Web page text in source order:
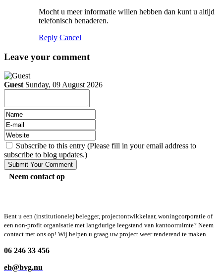
Mocht u meer informatie willen hebben dan kunt u altijd
telefonisch benaderen.
Reply Cancel
Leave your comment
Guest Sunday, 09 August 2026
Subscribe to this entry (Please fill in your email address to
subscribe to blog updates.)
Neem contact op
Bent u een (institutionele) belegger, projectontwikkelaar, woningcorporatie of
een non-profit organisatie met langdurige leegstand van kantoorruimte? Neem
contact met ons op! Wij helpen u graag uw project weer renderend te maken.
06 246 33 456
eb@bvg.nu